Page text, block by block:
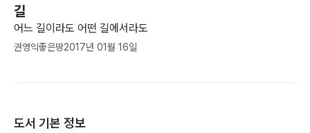
길
어느 길이라도 어떤 길에서라도
권영익좋은땅2017년 01월 16일
도서 기본 정보